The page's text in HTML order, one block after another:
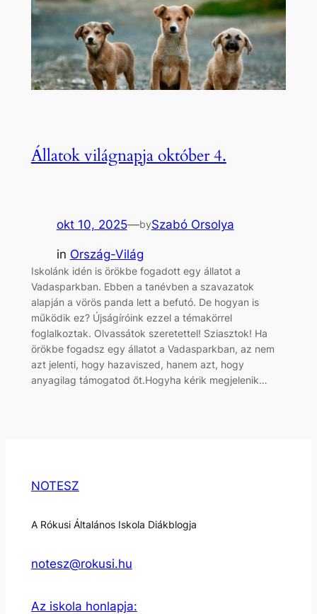
Állatok világnapja október 4.
okt 10, 2025—bySzabó Orsolya
in Ország-Világ
Iskolánk idén is örökbe fogadott egy állatot a
Vadasparkban. Ebben a tanévben a szavazatok
alapján a vörös panda lett a befutó. De hogyan is
működik ez? Újságíróink ezzel a témakörrel
foglalkoztak. Olvassátok szeretettel! Sziasztok! Ha
örökbe fogadsz egy állatot a Vadasparkban, az nem
azt jelenti, hogy hazaviszed, hanem azt, hogy
anyagilag támogatod őt.Hogyha kérik megjelenik…
NOTESZ
A Rókusi Általános Iskola Diákblogja
notesz@rokusi.hu
Az iskola honlapja: